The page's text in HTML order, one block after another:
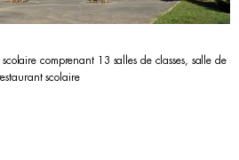
comprenant 13 salles de classes, salle de
scolaire